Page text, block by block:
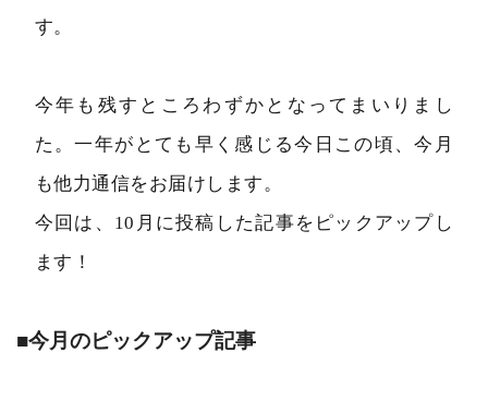
す。
今年も残すところわずかとなってまいりまし
た。一年がとても早く感じる今日この頃、今月
も他力通信をお届けします。
今回は、10月に投稿した記事をピックアップし
ます！
■今月のピックアップ記事